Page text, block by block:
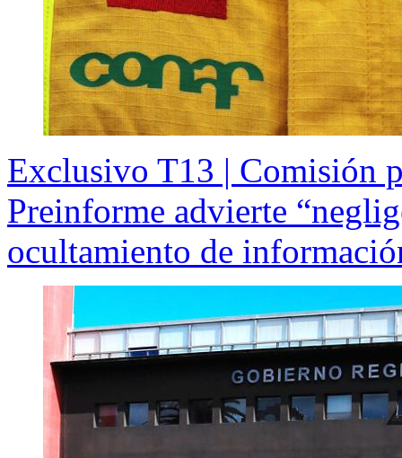
Exclusivo T13 | Comisión
Preinforme advierte
ocultamiento de